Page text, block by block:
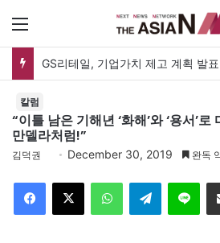
칼럼
“이틀 남은 기해년 ‘화해’와 ‘용서’로
만델라처럼!”
김덕권 December 30, 2019 완독
Telegram